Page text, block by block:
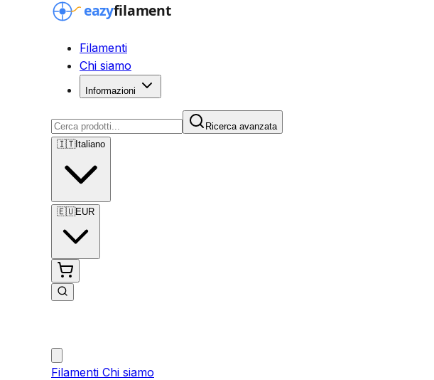
Filamenti
Chi siamo
Informazioni
Ricerca avanzata
🇮🇹Italiano
🇪🇺EUR
Filamenti Chi siamo